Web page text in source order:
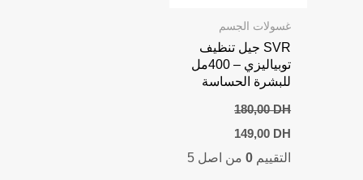
غسولات الجسم
SVR جيل تنظيف
توبياليزي – 400مل
للبشرة الحساسة
180,00DH
Original
was:
149,00 DH
Current
is:
التقييم 0من اصل 5